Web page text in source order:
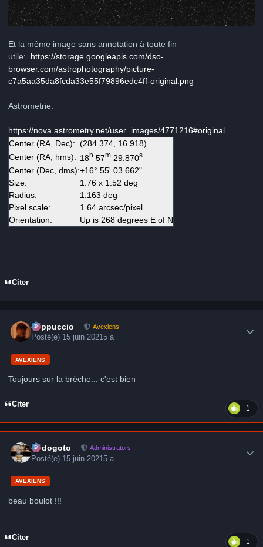
Et la même image sans annotation à toute fin
utile: https://storage.googleapis.com/dso-
browser.com/astrophotography/picture-
c7a5aa35da8fcda33e55f79896edc4ff-original.png
Astrometrie:
https://nova.astrometry.net/user_images/4771216#original
Center (RA, Dec): (284.374, 16.918)
Center (RA, hms): 18h 57m 29.870s
Center (Dec, dms):+16° 55' 03.662"
Size:
1.76 x 1.52 deg
Radius:
1.163 deg
Pixel scale:
1.64 arcsec/pixel
Orientation:
Up is 268 degrees E of N
Citer
peppuccio Avexiens
Posté(e) 15 juin 20215 a
AVEXIENS
Toujours sur la brèche... c'est bien
Citer 1
frédogoto Administrators
Posté(e) 15 juin 20215 a
AVEXIENS
beau boulot !!!
Citer 1